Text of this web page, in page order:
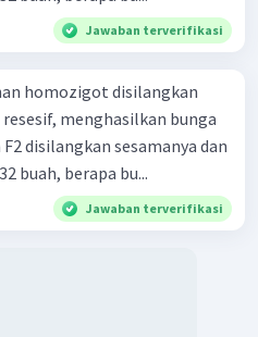
Jawaban terverifikasi
homozigot disilangkan
menghasilkan bunga
disilangkan sesamanya dan
buah, berapa bu...
Jawaban terverifikasi